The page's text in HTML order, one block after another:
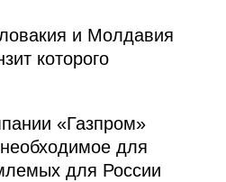
и Молдавия
которого
«Газпром»
для
для России